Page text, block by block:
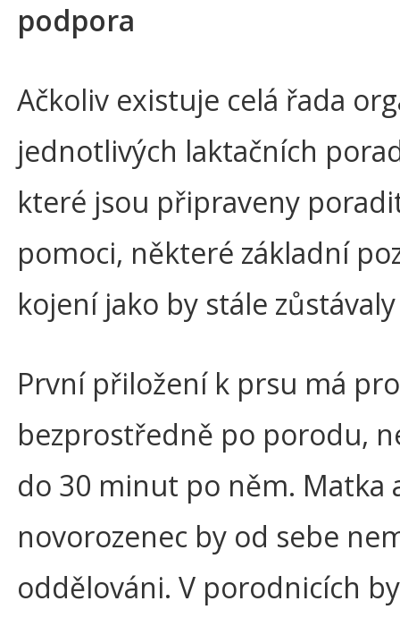
podpora
Ačkoliv existuje celá řada
jednotlivých laktačních
které jsou připraveny
pomoci, některé základní
kojení jako by stále
První přiložení k prsu má
bezprostředně po porodu,
do 30 minut po něm. Matka
novorozenec by od sebe
oddělováni. V porodnicích